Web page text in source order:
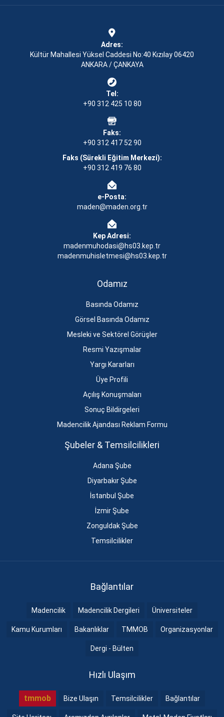
Adres:
Kültür Mahallesi Yüksel Caddesi No:40 Kızılay 06420
ANKARA / ÇANKAYA
Tel:
+90 312 425 10 80
Faks:
+90 312 417 52 90
Faks (Sürekli Eğitim Merkezi):
+90 312 419 76 80
e-Posta:
maden@maden.org.tr
Kep Adresi:
madenmuhodasi@hs03.kep.tr
madenmuhisletmesi@hs03.kep.tr
Odamız
Basında Odamız
Görsel Basında Odamız
Mesleki ve Sektörel Görüşler
Resmi Yazışmalar
Yargı Kararları
Üye Profili
Açılış Konuşmaları
Sonuç Bildirgeleri
Madencilik Ajandası Reklam Formu
Şubeler & Temsilcilikleri
Adana Şube
Diyarbakır Şube
İstanbul Şube
İzmir Şube
Zonguldak Şube
Temsilcilikler
Bağlantılar
Madencilik Madencilik Dergileri Üniversiteler
Kamu Kurumları Bakanlıklar TMMOB Organizasyonlar
Dergi - Bülten
Hızlı Ulaşım
tmmob Bize Ulaşın Temsilcilikler Bağlantılar